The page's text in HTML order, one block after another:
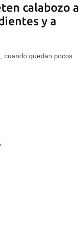
calabozo a
y a
cuando quedan pocos